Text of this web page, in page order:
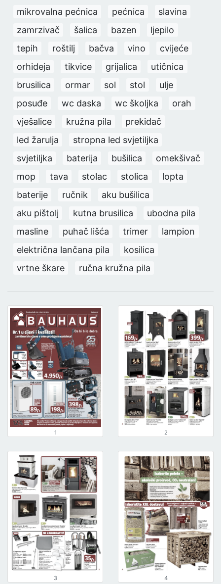
mikrovalna pećnica
pećnica
slavina
zamrzivač
šalica bazen
ljepilo
tepih
roštilj bačva vino
cvijeće
orhideja
tikvice grijalica
utičnica
brusilica
ormar sol stol
ulje
posuđe
wc daska wc školjka
orah
vješalice
kružna pila
prekidač
led žarulja
stropna led svjetiljka
svjetiljka
baterija bušilica
omekšivač
mop
tava stolac stolica
lopta
baterije
ručnik
aku bušilica
aku pištolj
kutna brusilica
ubodna pila
masline
puhač lišća trimer
lampion
električna lančana pila
kosilica
vrtne škare
ručna kružna pila
1 2
3 4